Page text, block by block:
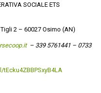
SOCIALE ETS
2 – 60027 Osimo (AN)
– 339 5761441 – 0733